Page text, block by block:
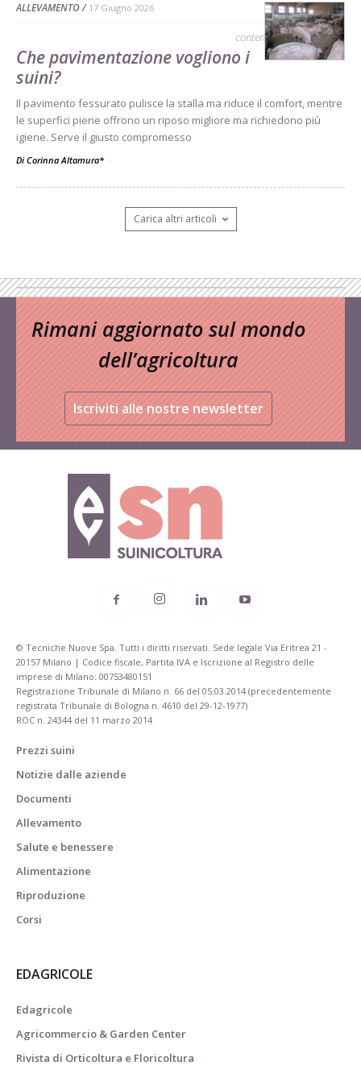
ALLEVAMENTO 17 Giugno 2026
contenuto sponsorizzato
Che pavimentazione vogliono i
suini?
Il pavimento fessurato pulisce la stalla ma riduce il comfort, mentre
le superfici piene offrono un riposo migliore ma richiedono più
igiene. Serve il giusto compromesso
Di Corinna Altamura* -
Carica altri articoli
Rimani aggiornato sul mondo
dell’agricoltura
Iscriviti alle nostre newsletter
© Tecniche Nuove Spa. Tutti i diritti riservati. Sede legale Via Eritrea 21 -
20157 Milano | Codice fiscale, Partita IVA e Iscrizione al Registro delle
imprese di Milano: 00753480151
Registrazione Tribunale di Milano n. 66 del 05.03.2014 (precedentemente
registrata Tribunale di Bologna n. 4610 del 29-12-1977)
ROC n. 24344 del 11 marzo 2014
Prezzi suini
Notizie dalle aziende
Documenti
Allevamento
Salute e benessere
Alimentazione
Riproduzione
Corsi
EDAGRICOLE
Edagricole
Agricommercio & Garden Center
Rivista di Orticoltura e Floricoltura